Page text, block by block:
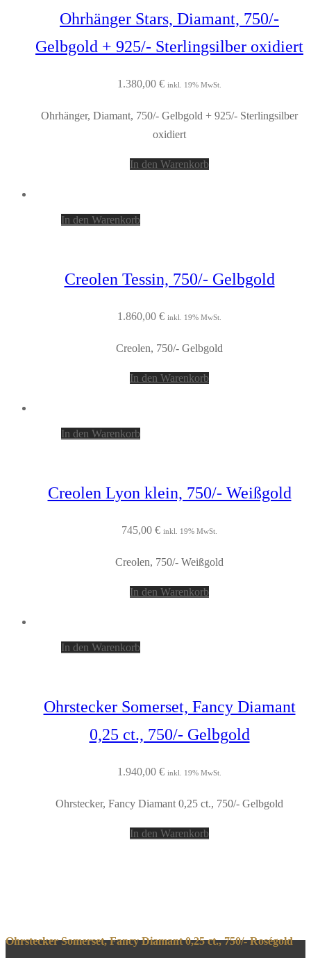
Ohrhänger Stars, Diamant, 750/-
Gelbgold + 925/- Sterlingsilber oxidiert
1.380,00 € inkl. 19% MwSt.
Ohrhänger, Diamant, 750/- Gelbgold + 925/- Sterlingsilber
oxidiert
In den Warenkorb
In den Warenkorb
Creolen Tessin, 750/- Gelbgold
1.860,00 € inkl. 19% MwSt.
Creolen, 750/- Gelbgold
In den Warenkorb
In den Warenkorb
Creolen Lyon klein, 750/- Weißgold
745,00 € inkl. 19% MwSt.
Creolen, 750/- Weißgold
In den Warenkorb
In den Warenkorb
Ohrstecker Somerset, Fancy Diamant
0,25 ct., 750/- Gelbgold
1.940,00 € inkl. 19% MwSt.
Ohrstecker, Fancy Diamant 0,25 ct., 750/- Gelbgold
In den Warenkorb
Ohrstecker Somerset, Fancy Diamant 0,25 ct., 750/- Roségold